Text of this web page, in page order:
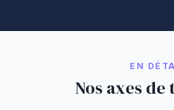
EN
Nos axes de